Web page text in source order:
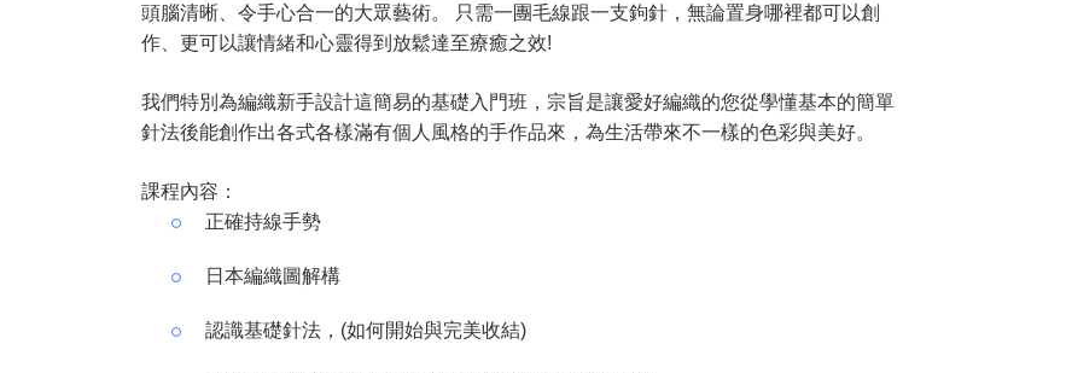
頭腦清晰、令手心合一的大眾藝術。 只需一團毛線跟一支鉤針，無論置身哪裡都可以創
作、更可以讓情緒和心靈得到放鬆達至療癒之效!
我們特別為編織新手設計這簡易的基礎入門班，宗旨是讓愛好編織的您從學懂基本的簡單
針法後能創作出各式各樣滿有個人風格的手作品來，為生活帶來不一樣的色彩與美好。
課程內容：
正確持線手勢
日本編織圖解構
認識基礎針法，(如何開始與完美收結)